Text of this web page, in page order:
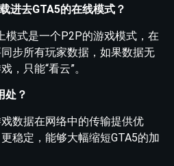
进去GTA5的在线模式？
模式是一个P2P的游戏模式，在
步所有玩家数据，如果数据无
，只能“看云”。
处？
数据在网络中的传输提供优
稳定，能够大幅缩短GTA5的加